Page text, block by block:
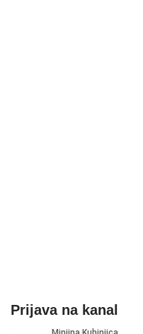
Prijava na kanal